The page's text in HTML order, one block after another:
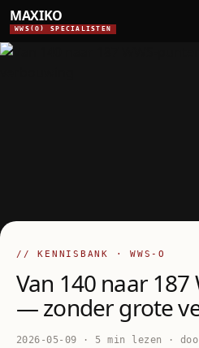
MAXIKO
WWS(O) SPECIALISTEN
// KENNISBANK · WWS-O
Van 140 naar 187
— zonder grote
2026-05-09 · 5 min lezen ·